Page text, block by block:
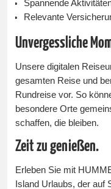
Spannende
Relevante
Unvergessliche
Unsere digitalen
gesamten Reise und
Rundreise vor. So
besondere Orte
schaffen, die bleiben.
Zeit zu genießen.
Erleben Sie mit
Island Urlaubs, der auf